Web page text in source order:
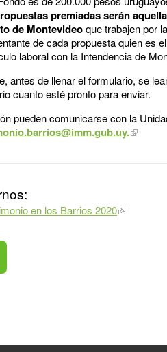
premiadas serán
de Montevideoque trabajen por
de cada propuesta quien es
laboral con la Intendencia de
antes de llenar el formulario, se
cuanto esté pronto para enviar.
pueden comunicarse con la
en los Barrios 2020